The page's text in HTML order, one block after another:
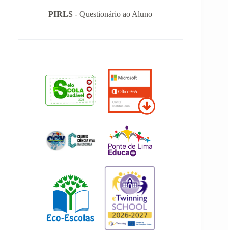
PIRLS - Questionário ao Aluno